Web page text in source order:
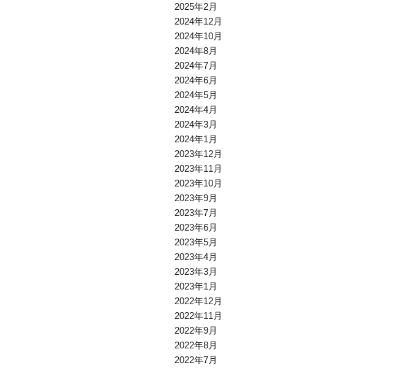
2025年2月
2024年12月
2024年10月
2024年8月
2024年7月
2024年6月
2024年5月
2024年4月
2024年3月
2024年1月
2023年12月
2023年11月
2023年10月
2023年9月
2023年7月
2023年6月
2023年5月
2023年4月
2023年3月
2023年1月
2022年12月
2022年11月
2022年9月
2022年8月
2022年7月